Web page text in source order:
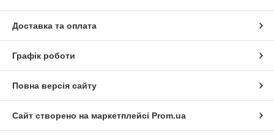
Доставка та оплата
Графік роботи
Повна версія сайту
Сайт створено на маркетплейсі Prom.ua